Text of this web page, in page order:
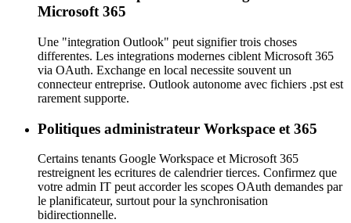
Microsoft 365
Une "integration Outlook" peut signifier trois choses
differentes. Les integrations modernes ciblent Microsoft 365
via OAuth. Exchange en local necessite souvent un
connecteur entreprise. Outlook autonome avec fichiers .pst est
rarement supporte.
Politiques administrateur Workspace et 365
Certains tenants Google Workspace et Microsoft 365
restreignent les ecritures de calendrier tierces. Confirmez que
votre admin IT peut accorder les scopes OAuth demandes par
le planificateur, surtout pour la synchronisation
bidirectionnelle.